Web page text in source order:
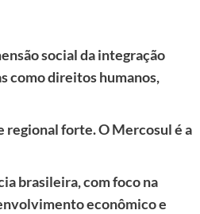
social da integração
como direitos humanos,
regional forte. O Mercosul é a
brasileira, com foco na
econômico e